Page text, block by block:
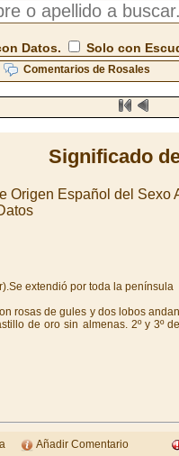
Datos. Solo con
Comentarios de Rosales
Significado
Origen Español del Sexo
extendió por toda la península
rosas de gules y dos lobos
de oro sin almenas. 2º y 3º
Añadir Comentario